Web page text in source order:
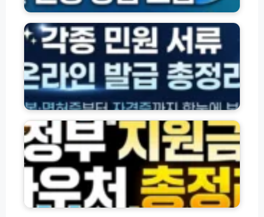
용
대
출)
이
험
료
비
막
는
설
계
법
│
서
류
실
비
중
복
장
팁
청
방
법
모
음
각
종
자
격
잔
액
·
급
조
회
방
법
모
음
정
부
지
원
금
·
우
및